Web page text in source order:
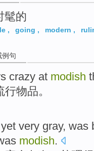
髦的
, going , modern ,
例句
crazy at modish
行物品。
very gray, was
modish.